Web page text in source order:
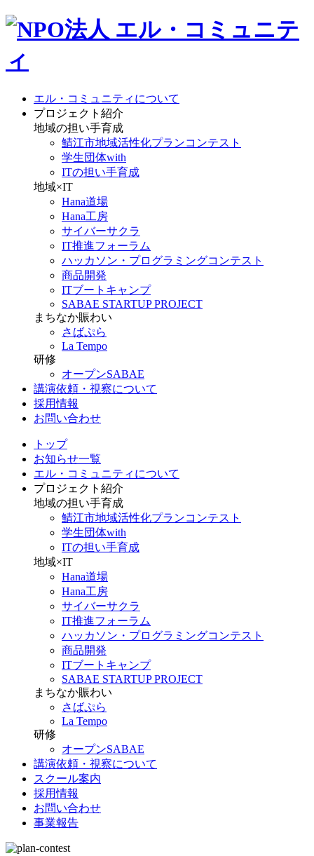
エル・コミュニティについて
プロジェクト紹介
地域の担い手育成
鯖江市地域活性化プランコンテスト
学生団体with
ITの担い手育成
地域×IT
Hana道場
Hana工房
サイバーサクラ
IT推進フォーラム
ハッカソン・プログラミングコンテスト
商品開発
ITブートキャンプ
SABAE STARTUP PROJECT
まちなか賑わい
さばぷら
La Tempo
研修
オープンSABAE
講演依頼・視察について
採用情報
お問い合わせ
トップ
お知らせ一覧
エル・コミュニティについて
プロジェクト紹介
地域の担い手育成
鯖江市地域活性化プランコンテスト
学生団体with
ITの担い手育成
地域×IT
Hana道場
Hana工房
サイバーサクラ
IT推進フォーラム
ハッカソン・プログラミングコンテスト
商品開発
ITブートキャンプ
SABAE STARTUP PROJECT
まちなか賑わい
さばぷら
La Tempo
研修
オープンSABAE
講演依頼・視察について
スクール案内
採用情報
お問い合わせ
事業報告